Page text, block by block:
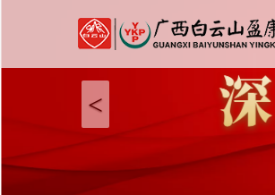
Previous